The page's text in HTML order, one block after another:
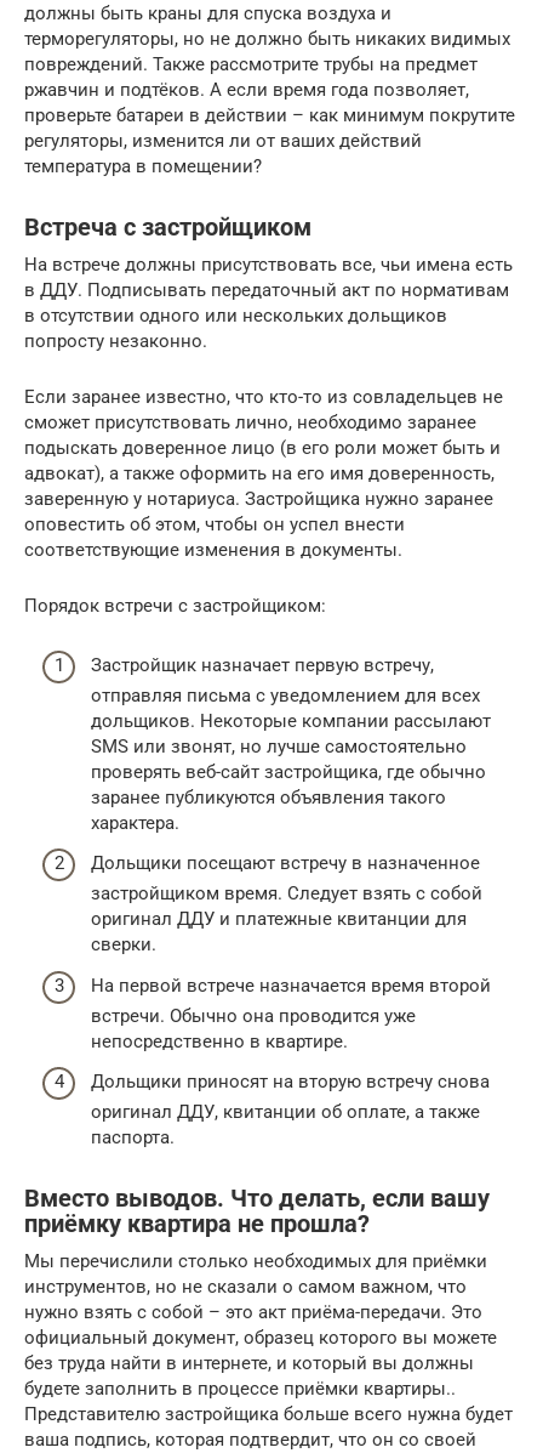
должны быть краны для спуска воздуха и
терморегуляторы, но не должно быть никаких видимых
повреждений. Также рассмотрите трубы на предмет
ржавчин и подтёков. А если время года позволяет,
проверьте батареи в действии – как минимум покрутите
регуляторы, изменится ли от ваших действий
температура в помещении?
Встреча с застройщиком
На встрече должны присутствовать все, чьи имена есть
в ДДУ. Подписывать передаточный акт по нормативам
в отсутствии одного или нескольких дольщиков
попросту незаконно.
Если заранее известно, что кто-то из совладельцев не
сможет присутствовать лично, необходимо заранее
подыскать доверенное лицо (в его роли может быть и
адвокат), а также оформить на его имя доверенность,
заверенную у нотариуса. Застройщика нужно заранее
оповестить об этом, чтобы он успел внести
соответствующие изменения в документы.
Порядок встречи с застройщиком:
Застройщик назначает первую встречу,
отправляя письма с уведомлением для всех
дольщиков. Некоторые компании рассылают
SMS или звонят, но лучше самостоятельно
проверять веб-сайт застройщика, где обычно
заранее публикуются объявления такого
характера.
Дольщики посещают встречу в назначенное
застройщиком время. Следует взять с собой
оригинал ДДУ и платежные квитанции для
сверки.
На первой встрече назначается время второй
встречи. Обычно она проводится уже
непосредственно в квартире.
Дольщики приносят на вторую встречу снова
оригинал ДДУ, квитанции об оплате, а также
паспорта.
Вместо выводов. Что делать, если вашу
приёмку квартира не прошла?
Мы перечислили столько необходимых для приёмки
инструментов, но не сказали о самом важном, что
нужно взять с собой – это акт приёма-передачи. Это
официальный документ, образец которого вы можете
без труда найти в интернете, и который вы должны
будете заполнить в процессе приёмки квартиры..
Представителю застройщика больше всего нужна будет
ваша подпись, которая подтвердит, что он со своей